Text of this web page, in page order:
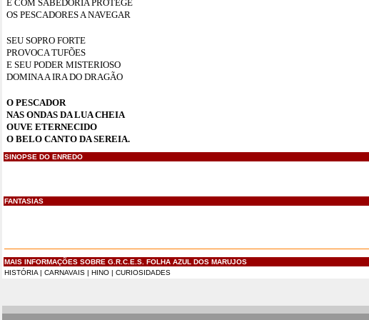
E COM SABEDORIA PROTEGE
OS PESCADORES A NAVEGAR
SEU SOPRO FORTE
PROVOCA TUFÕES
E SEU PODER MISTERIOSO
DOMINA A IRA DO DRAGÃO
O PESCADOR
NAS ONDAS DA LUA CHEIA
OUVE ETERNECIDO
O BELO CANTO DA SEREIA.
SINOPSE DO ENREDO
FANTASIAS
MAIS INFORMAÇÕES SOBRE G.R.C.E.S. FOLHA AZUL DOS MARUJOS
HISTÓRIA | CARNAVAIS | HINO | CURIOSIDADES